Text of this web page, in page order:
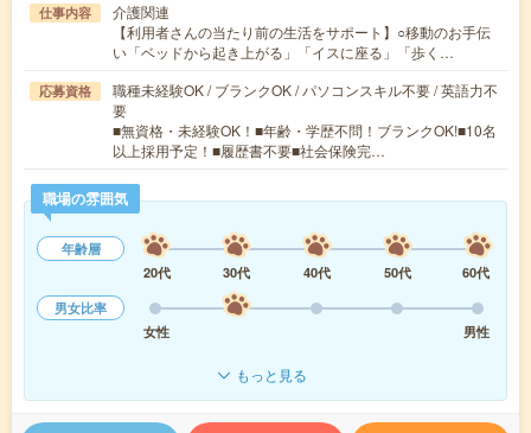
仕事内容
介護関連
【利用者さんの当たり前の生活をサポート】○移動のお手伝
い「ベッドから起き上がる」「イスに座る」「歩く…
応募資格
職種未経験OK / ブランクOK / パソコンスキル不要 / 英語力不
要
■無資格・未経験OK！■年齢・学歴不問！ブランクOK!■10名
以上採用予定！■履歴書不要■社会保険完…
職場の雰囲気
年齢層
20代
30代 40代 50代
60代
男女比率
女性
男性
もっと見る